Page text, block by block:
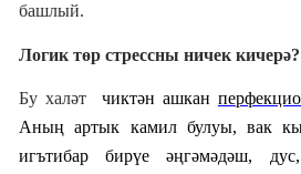
башлый.
Логик төр стрессны ничек кичерә?
Бу халәт чиктән ашкан
Аның артык камил булуы, вак
игътибар бирүе әңгәмәдәш,